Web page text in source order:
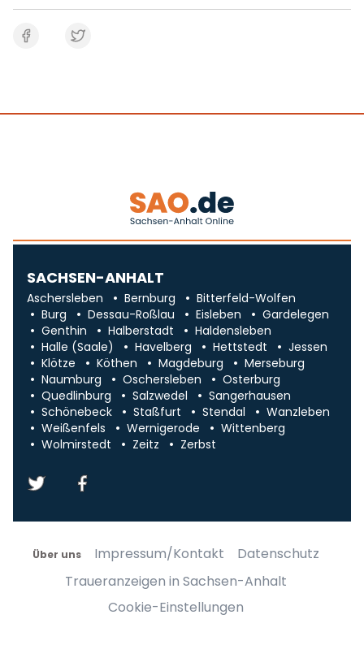
SACHSEN-ANHALT
Aschersleben Bernburg
Bitterfeld-Wolfen
Burg
Dessau-Roßlau Eisleben
Gardelegen
Genthin
Halberstadt
Haldensleben
Halle (Saale)
Havelberg Hettstedt
Jessen
Klötze
Köthen Magdeburg
Merseburg
Naumburg
Oschersleben
Osterburg
Quedlinburg
Salzwedel
Sangerhausen
Schönebeck
Staßfurt Stendal
Wanzleben
Weißenfels
Wernigerode
Wittenberg
Wolmirstedt
Zeitz Zerbst
Über uns Impressum/Kontakt
Datenschutz
Traueranzeigen in Sachsen-Anhalt
Cookie-Einstellungen